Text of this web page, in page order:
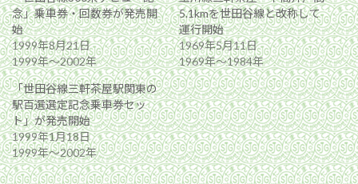
念」乗車券・回数券が発売開
始
1999年8月21日
1999年〜2002年
5.1kmを世田谷線と改称して
運行開始
1969年5月11日
1969年〜1984年
「世田谷線三軒茶屋駅関東の
駅百選選定記念乗車券セッ
ト」が発売開始
1999年1月18日
1999年〜2002年